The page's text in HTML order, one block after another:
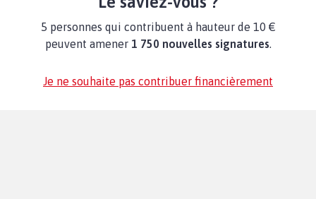
5 personnes qui contribuent à hauteur de 10 €
peuvent amener 1 750 nouvelles signatures.
Je ne souhaite pas contribuer financièrement